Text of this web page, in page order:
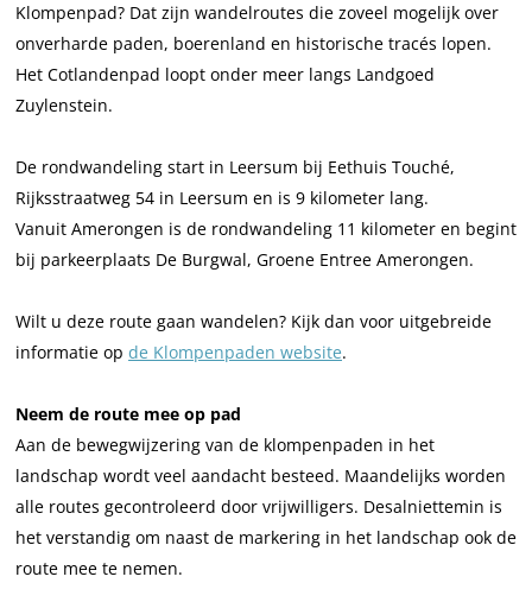
Klompenpad? Dat zijn wandelroutes die zoveel mogelijk over
onverharde paden, boerenland en historische tracés lopen.
Het Cotlandenpad loopt onder meer langs Landgoed
Zuylenstein.
De rondwandeling start in Leersum bij Eethuis Touché,
Rijksstraatweg 54 in Leersum en is 9 kilometer lang.
Vanuit Amerongen is de rondwandeling 11 kilometer en begint
bij parkeerplaats De Burgwal, Groene Entree Amerongen.
Wilt u deze route gaan wandelen? Kijk dan voor uitgebreide
informatie op de Klompenpaden website.
Neem de route mee op pad
Aan de bewegwijzering van de klompenpaden in het
landschap wordt veel aandacht besteed. Maandelijks worden
alle routes gecontroleerd door vrijwilligers. Desalniettemin is
het verstandig om naast de markering in het landschap ook de
route mee te nemen.